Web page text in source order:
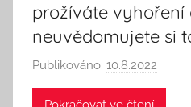
prožíváte vyhoření
neuvědomujete si
Publikováno: 10.8.2022
u